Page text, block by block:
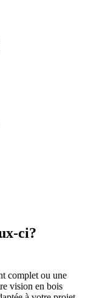
ci?
complet ou une
vision en bois